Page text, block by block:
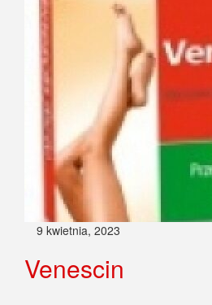
9 kwietnia, 2023
Venescin